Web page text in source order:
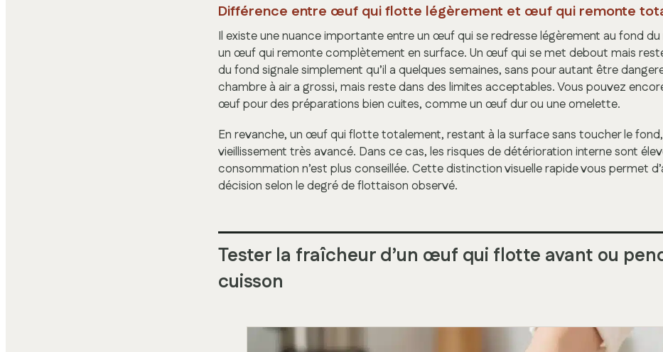
Différence entre œuf qui flotte légèrement et œuf qui remonte
Il existe une nuance importante entre un œuf qui se redresse légèrement au fond
un œuf qui remonte complètement en surface. Un œuf qui se met debout mais
du fond signale simplement qu’il a quelques semaines, sans pour autant être
chambre à air a grossi, mais reste dans des limites acceptables. Vous pouvez
œuf pour des préparations bien cuites, comme un œuf dur ou une omelette.
En revanche, un œuf qui flotte totalement, restant à la surface sans toucher le
vieillissement très avancé. Dans ce cas, les risques de détérioration interne sont
consommation n’est plus conseillée. Cette distinction visuelle rapide vous permet
décision selon le degré de flottaison observé.
Tester la fraîcheur d’un œuf qui flotte avant ou
cuisson